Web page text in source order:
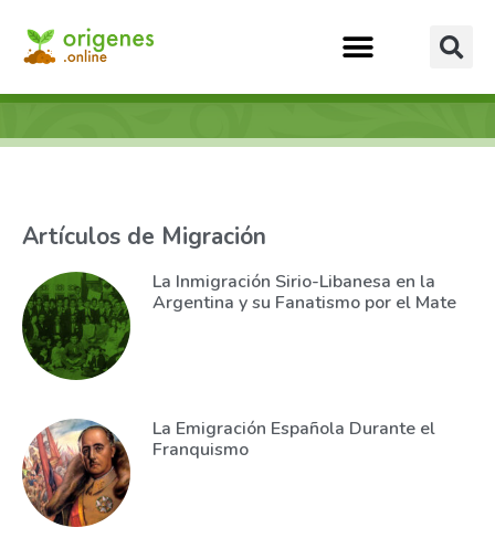
Artículos de Migración
La Inmigración Sirio-Libanesa en la
Argentina y su Fanatismo por el Mate
La Emigración Española Durante el
Franquismo